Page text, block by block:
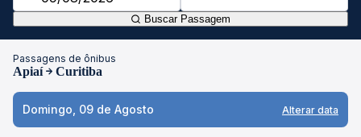
Buscar Passagem
Passagens de ônibus
Apiaí Curitiba
Domingo, 09 de Agosto Alterar data